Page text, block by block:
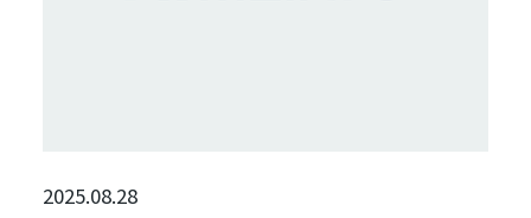
2025.08.28